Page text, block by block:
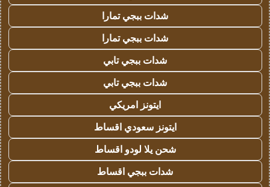
شدات ببجي تمارا
شدات ببجي تمارا
شدات ببجي تابي
شدات ببجي تابي
ايتونز امريكي
ايتونز سعودي اقساط
شحن يلا لودو اقساط
شدات ببجي اقساط